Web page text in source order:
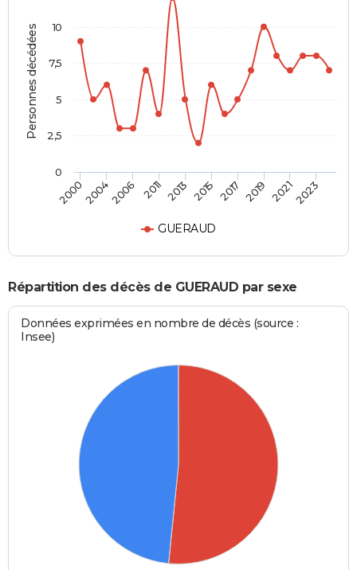
Personnes décédées
GUERAUD
200020042006 2011 2013 2015 2017 2019 20212023
0
2,5
5
7,5
10
Répartition des décès de GUERAUD par sexe
Données exprimées en nombre de décès (source :
Insee)